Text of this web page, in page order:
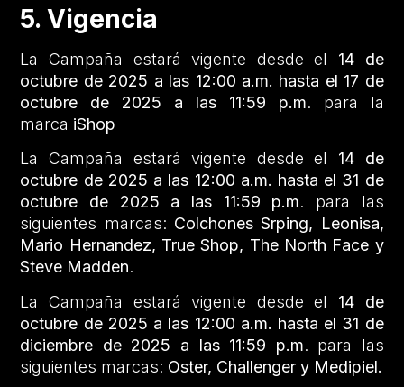
5. Vigencia
La Campaña estará vigente desde el
14 de
octubre de 2025 a las 12:00 a.m. hasta el 17 de
octubre de 2025 a las 11:59 p.m. para la
marca iShop
La Campaña estará vigente desde el
14 de
octubre de 2025 a las 12:00 a.m. hasta el 31 de
octubre de 2025 a las 11:59 p.m. para las
siguientes marcas: Colchones Srping, Leonisa,
Mario Hernandez, True Shop, The North Face y
Steve Madden.
La Campaña estará vigente desde el
14 de
octubre de 2025 a las 12:00 a.m. hasta el 31 de
diciembre de 2025 a las 11:59 p.m. para las
siguientes marcas: Oster, Challenger y Medipiel.